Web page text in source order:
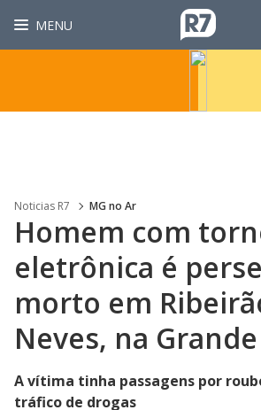
MENU
Noticias R7 MG no Ar
Homem com
eletrônica é
morto em
Neves, na
A vítima tinha passagens por
tráfico de drogas